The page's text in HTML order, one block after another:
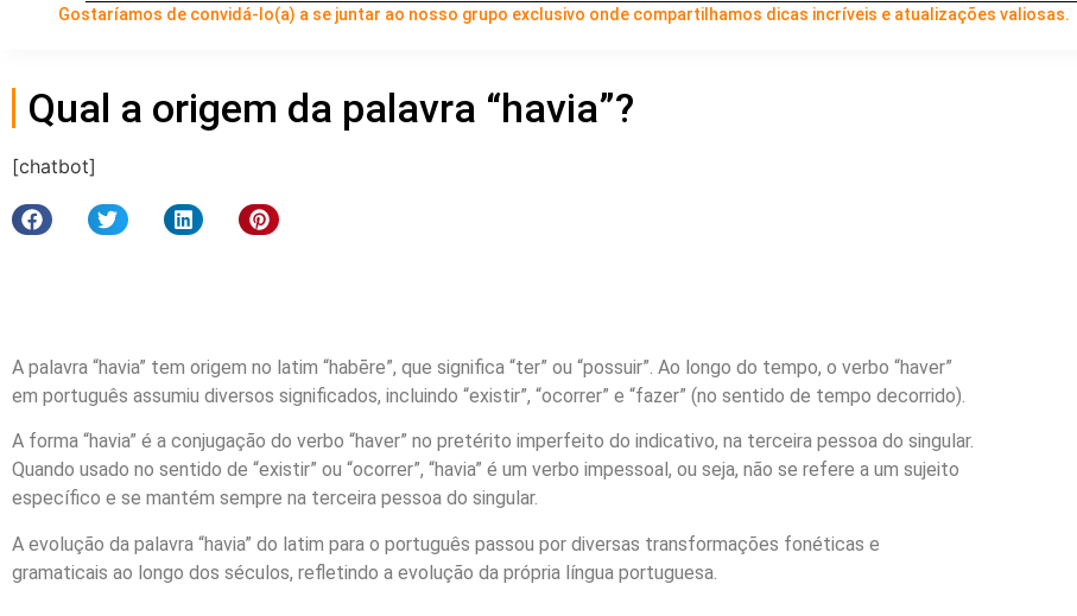
Gostaríamos de convidá-lo(a) a se juntar ao nosso grupo exclusivo onde compartilhamos dicas incríveis e atualizações valiosas.
Qual a origem da palavra “havia”?
[chatbot]
A palavra “havia” tem origem no latim “habēre”, que significa “ter” ou “possuir”. Ao longo do tempo, o verbo “haver”
em português assumiu diversos significados, incluindo “existir”, “ocorrer” e “fazer” (no sentido de tempo decorrido).
A forma “havia” é a conjugação do verbo “haver” no pretérito imperfeito do indicativo, na terceira pessoa do singular.
Quando usado no sentido de “existir” ou “ocorrer”, “havia” é um verbo impessoal, ou seja, não se refere a um sujeito
específico e se mantém sempre na terceira pessoa do singular.
A evolução da palavra “havia” do latim para o português passou por diversas transformações fonéticas e
gramaticais ao longo dos séculos, refletindo a evolução da própria língua portuguesa.